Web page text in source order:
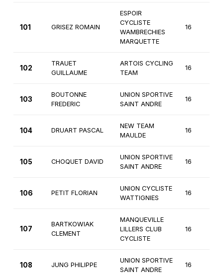
101 GRISEZ ROMAIN
ESPOIR
CYCLISTE
WAMBRECHIES
MARQUETTE
16
102
TRAUET
GUILLAUME
ARTOIS CYCLING
TEAM
16
103
BOUTONNE
FREDERIC
UNION SPORTIVE
SAINT ANDRE
16
104 DRUART PASCAL
NEW TEAM
MAULDE
16
105 CHOQUET DAVID
UNION SPORTIVE
SAINT ANDRE
16
106 PETIT FLORIAN
UNION CYCLISTE
WATTIGNIES
16
107
BARTKOWIAK
CLEMENT
MANQUEVILLE
LILLERS CLUB
CYCLISTE
16
108 JUNG PHILIPPE
UNION SPORTIVE
SAINT ANDRE
16